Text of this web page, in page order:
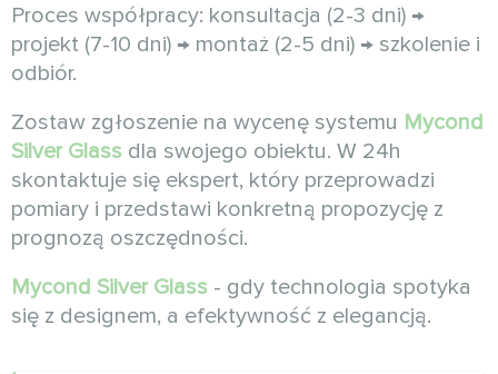
Proces współpracy: konsultacja (2-3 dni) →
projekt (7-10 dni) → montaż (2-5 dni) → szkolenie i
odbiór.
Zostaw zgłoszenie na wycenę systemu Mycond
Silver Glass dla swojego obiektu. W 24h
skontaktuje się ekspert, który przeprowadzi
pomiary i przedstawi konkretną propozycję z
prognozą oszczędności.
Mycond Silver Glass - gdy technologia spotyka
się z designem, a efektywność z elegancją.